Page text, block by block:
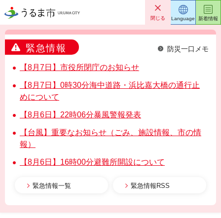
うるま市 閉じる
緊急情報 防災一口メモ
【8月7日】市役所閉庁のお知らせ
【8月7日】0時30分海中道路・浜比嘉大橋の通行止
めについて
【8月6日】22時06分暴風警報発表
【台風】重要なお知らせ（ごみ、施設情報、市の情
報）
【8月6日】16時00分避難所開設について
緊急情報一覧 緊急情報RSS
Language 新着情報